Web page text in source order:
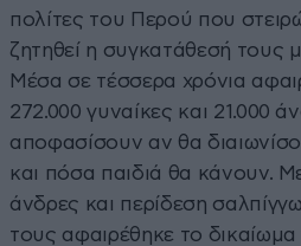
πολίτες του Περού που
ζητηθεί η συγκατάθεσή τους
Μέσα σε τέσσερα χρόνια
272.000 γυναίκες και 21.000
αποφασίσουν αν θα
και πόσα παιδιά θα κάνουν.
άνδρες και περίδεση
τους αφαιρέθηκε το